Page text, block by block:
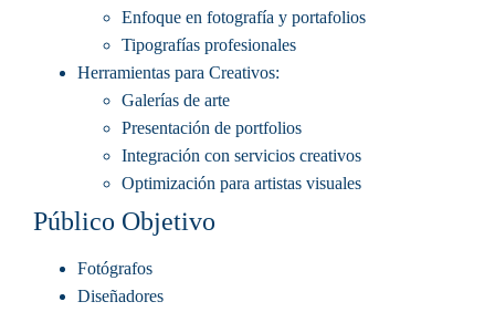
Enfoque en fotografía y portafolios
Tipografías profesionales
Herramientas para Creativos:
Galerías de arte
Presentación de portfolios
Integración con servicios creativos
Optimización para artistas visuales
Público Objetivo
Fotógrafos
Diseñadores